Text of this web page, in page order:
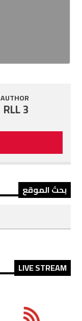
AUTHOR
RLL 3
بحث الموقع
LIVE STREAM